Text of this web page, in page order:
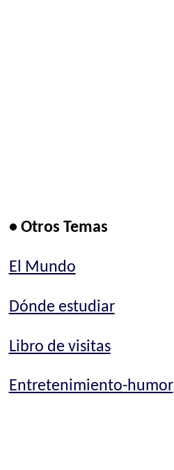
• Otros Temas
El Mundo
Dónde estudiar
Libro de visitas
Entretenimiento-humor